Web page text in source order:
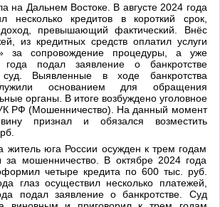
на Дальнем Востоке. В августе 2024 года
несколько кредитов в короткий срок,
превышающий фактический. Внёс
из кредитных средств оплатил услуги
за сопровождение процедуры, а уже
подал заявление о банкротстве
Выявленные в ходе банкротства
основанием для обращения
органы. В итоге возбуждено уголовное
РФ (Мошенничество). На данный момент
признал и обязался возместить
житель юга России осужден к трем годам
за мошенничество. В октябре 2024 года
четыре кредита по 600 тыс. руб.
глаз осуществил несколько платежей,
подал заявление о банкротстве. Суд